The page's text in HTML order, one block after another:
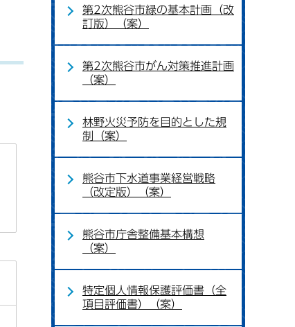
第2次熊谷市緑の基本計画（改
訂版）（案）
第2次熊谷市がん対策推進計画
（案）
林野火災予防を目的とした規
制（案）
熊谷市下水道事業経営戦略
（改定版）（案）
熊谷市庁舎整備基本構想
（案）
特定個人情報保護評価書（全
項目評価書）（案）